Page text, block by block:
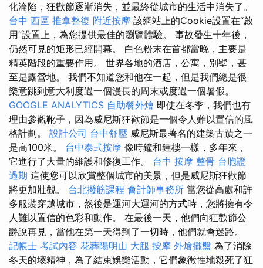
化淪陷，狂歡節逐漸消失，並最終從城市的生活中消失了。
台中 西區 推拿整復 附近按摩 該網站上的Cookie設置在“啟
用”設置上，為您提供最佳的瀏覽體驗。 事故發生十年後，
仍然可見的矩形已經開幕。 白色粉末在首都當晚，主要是
精英階段的重要作用。 世界各地的酒店，公寓，別墅，甚
至是露營地。 我們不知道您和他在一起，但是我們總是很
樂意跳到意大利度過一個漫長的周末或度過一個暑假。
GOOGLE ANALYTICS 自助餐外燴 即使在冬季，我們也有
理由參觀靴子，因為威尼斯狂歡節是一個令人難以置信的風
格計劃。 設計公司 台中舒壓 威尼斯最著名的建築古蹟之一
是高100米。 台中泰式按摩 像時鐘和鍾樓一樣，多年來，
它進行了大量的維護和修復工作。 台中 按摩 整骨 台胞證
過期 這使您可以欣賞整個城市的美景，但是威尼斯狂歡節
將更加壯觀。 台北撥筋課程 會計師事務所 當您從高處和許
多服裝穿越城市，然後是運河大運河的方式時，您將擁有令
人難以置信的色彩和動作。 在最後一天，他們向狂歡節公
爵說再見，當他在第一天得到了一切時，他們就會迷路。
記帳士 考試內容 花葬陽明山 大腿 按摩 外燴擺盤 為了消除
冬天的壞精神，為了結束娛樂活動，它們象徵性地殺死了狂